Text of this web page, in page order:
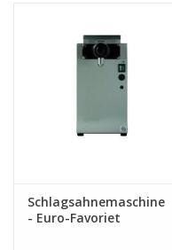
Schlagsahnemaschine
- Euro-Favoriet